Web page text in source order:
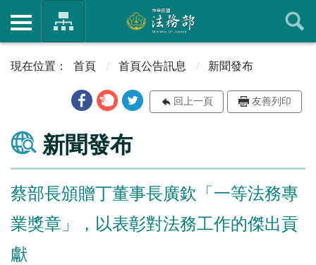
首頁 首頁公告訊息 新聞發布
回上一頁 友善列印
新聞發布
蔡部長頒贈丁董事長廣欽「一等法務專
業獎章」，以表彰對法務工作的傑出貢
獻